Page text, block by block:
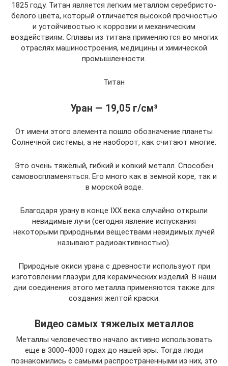
1825 году. Титан является легким металлом серебристо-
белого цвета, который отличается высокой прочностью
и устойчивостью к коррозии и механическим
воздействиям. Сплавы из титана применяются во многих
отраслях машиностроения, медицины и химической
промышленности.
Титан
Уран — 19,05 г/см³
От имени этого элемента пошло обозначение планеты
Солнечной системы, а не наоборот, как считают многие.
Это очень тяжёлый, гибкий и ковкий металл. Способен
самовоспламеняться. Его много как в земной коре, так и
в морской воде.
Благодаря урану в конце IXX века случайно открыли
невидимые лучи (сегодня явление испускания
некоторыми природными веществами невидимых лучей
называют радиоактивностью).
Природные окиси урана с древности используют при
изготовлении глазури для керамических изделий. В наши
дни соединения этого металла применяются также для
создания желтой краски.
Видео самых тяжелых металлов
Металлы человечество начало активно использовать
еще в 3000-4000 годах до нашей эры. Тогда люди
познакомились с самыми распространенными из них, это